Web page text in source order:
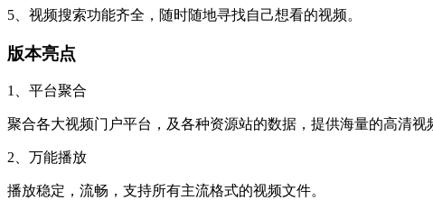
5、视频搜索功能齐全，随时随地寻找自己想看的视频。
版本亮点
1、平台聚合
聚合各大视频门户平台，及各种资源站的数据，提供海量的高清视
2、万能播放
播放稳定，流畅，支持所有主流格式的视频文件。